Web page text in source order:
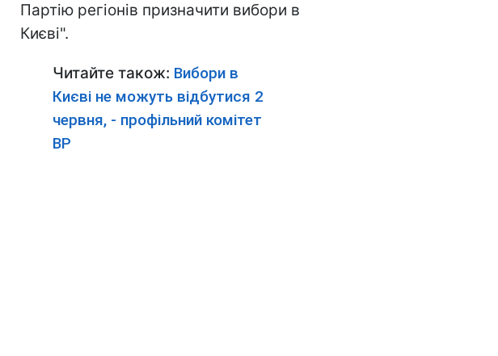
Партію регіонів призначити вибори в
Києві".
Читайте також: Вибори в
Києві не можуть відбутися 2
червня, - профільний комітет
ВР